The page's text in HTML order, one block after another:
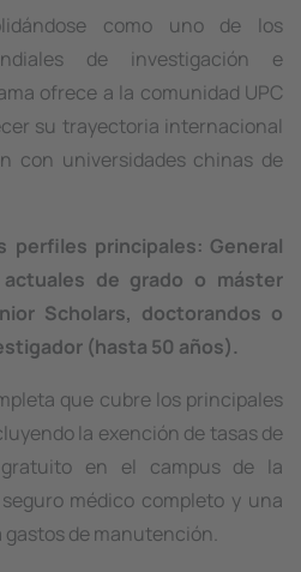
como uno de los
de investigación e
ofrece a la comunidad UPC
su trayectoria internacional
con universidades chinas de
perfiles principales: General
de grado o máster
Scholars, doctorandos o
(hasta 50 años).
que cubre los principales
la exención de tasas de
en el campus de la
médico completo y una
de manutención.